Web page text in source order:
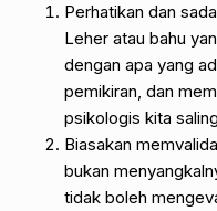
Perhatikan dan
Leher atau bahu
dengan apa yang
pemikiran, dan
psikologis kita
Biasakan
bukan
tidak boleh